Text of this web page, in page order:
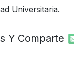
Universitaria.
Y Comparte